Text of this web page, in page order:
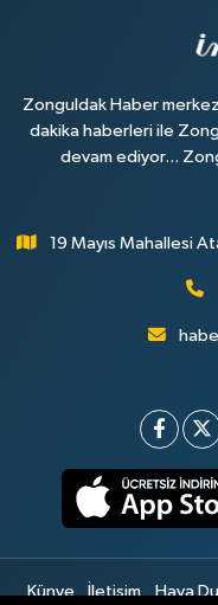
Zonguldak Haber
dakika haberleri ile
devam ediyor...
19 Mayıs Mahallesi
Künye İletişim Hava